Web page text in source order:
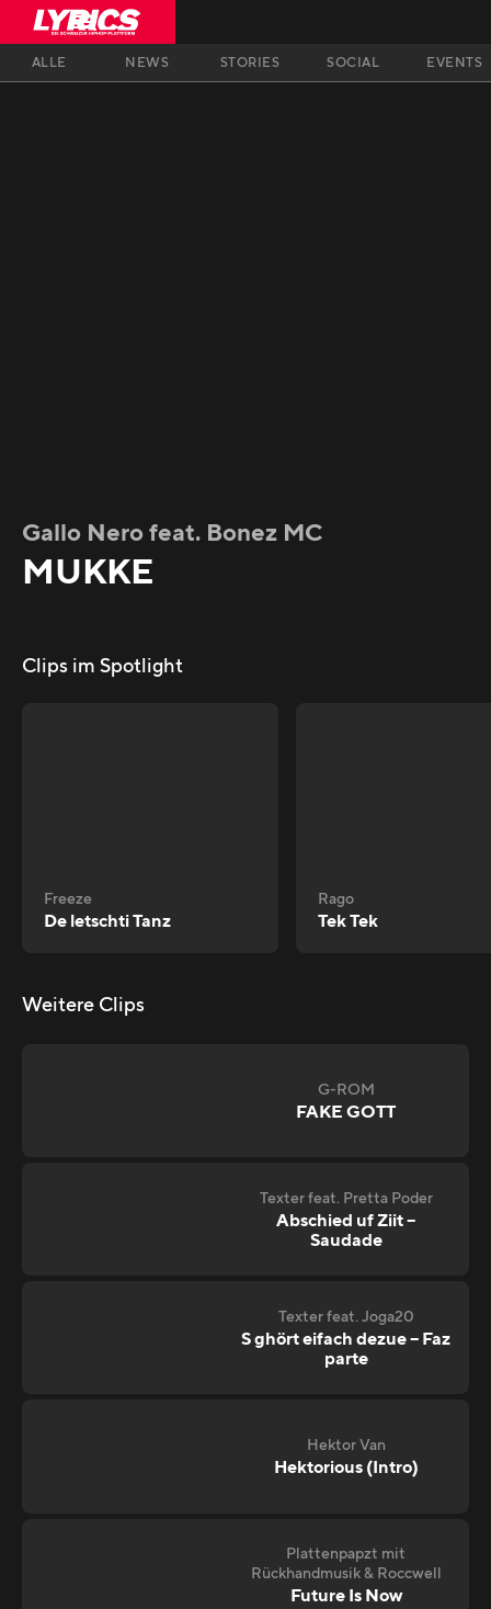
ALLE NEWS STORIES SOCIAL EVENTS
Gallo Nero feat. Bonez MC
MUKKE
Clips im Spotlight
Freeze
De letschti Tanz
Rago
Tek Tek
Weitere Clips
G-ROM
FAKE GOTT
Texter feat. Pretta Poder
Abschied uf Ziit –
Saudade
Texter feat. Joga20
S ghört eifach dezue – Faz
parte
Hektor Van
Hektorious (Intro)
Plattenpapzt mit
Rückhandmusik & Roccwell
Future Is Now